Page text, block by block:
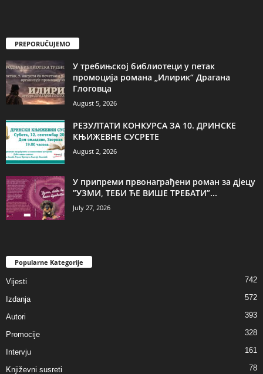
PREPORUČUJEMO
У требињској библиотеци у петак
промоција романа „Илирик“ Драгана
Глоговца
August 5, 2026
РЕЗУЛТАТИ КОНКУРСА ЗА 10. ДРИНСКЕ
КЊИЖЕВНЕ СУСРЕТЕ
August 2, 2026
У припреми првонаграђени роман за дјецу
”УЗМИ, ТЕБИ ЋЕ ВИШЕ ТРЕБАТИ”...
July 27, 2026
Popularne Kategorije
Vijesti 742
Izdanja 572
Autori 393
Promocije 328
Intervju 161
Književni susreti 78